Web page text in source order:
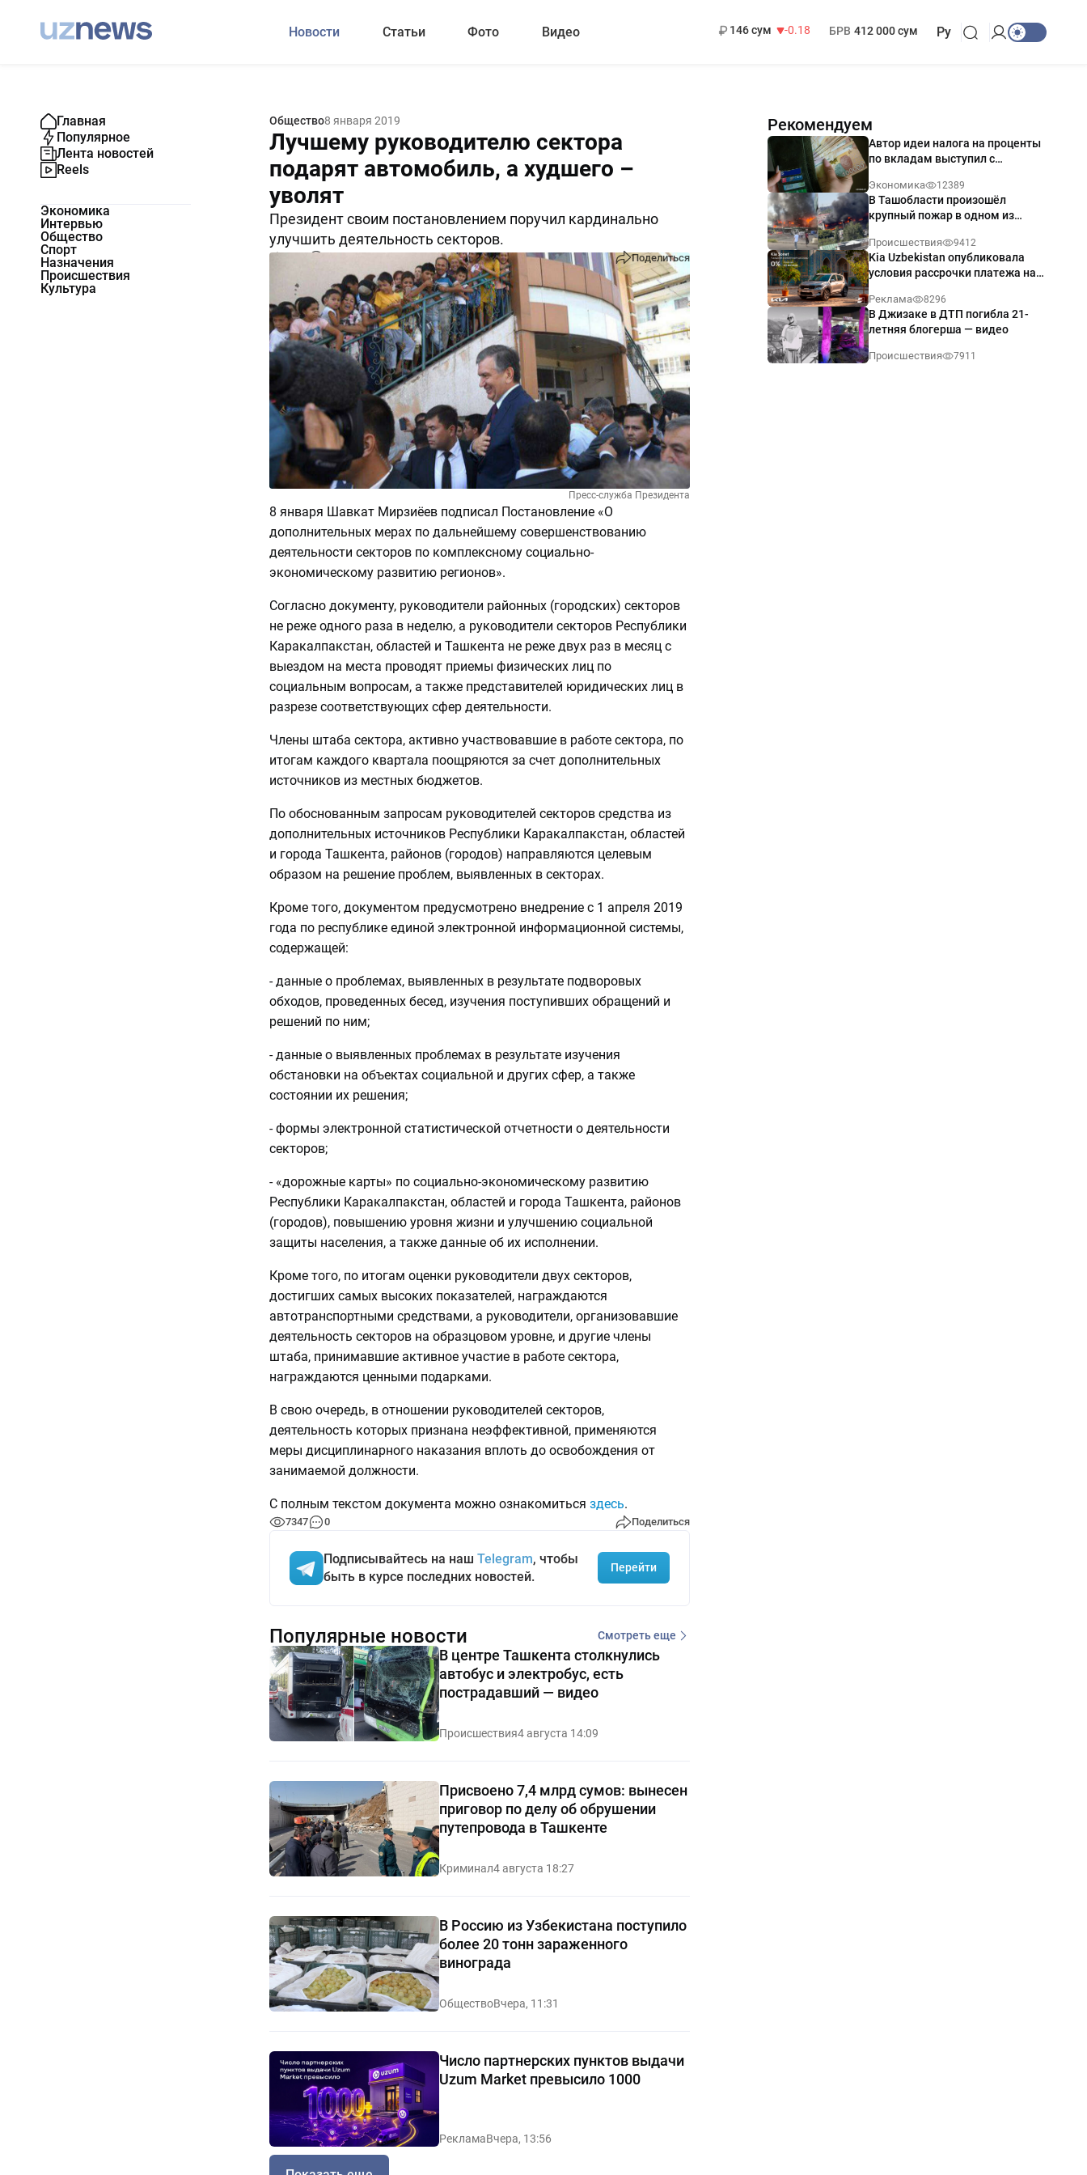
Новости Статьи Фото Видео
146 сум
-0.18
БРВ 412 000 сум Ру
Главная
Популярное
Лента новостей
Reels
Экономика
Интервью
Общество
Спорт
Назначения
Происшествия
Культура
Общество8 января 2019
Лучшему руководителю сектора
подарят автомобиль, а худшего –
уволят
Президент своим постановлением поручил кардинально
улучшить деятельность секторов.
Поделиться
Пресс-служба Президента
8 января Шавкат Мирзиёев подписал Постановление «О
дополнительных мерах по дальнейшему совершенствованию
деятельности секторов по комплексному социально-
экономическому развитию регионов».
Согласно документу, руководители районных (городских) секторов
не реже одного раза в неделю, а руководители секторов Республики
Каракалпакстан, областей и Ташкента не реже двух раз в месяц с
выездом на места проводят приемы физических лиц по
социальным вопросам, а также представителей юридических лиц в
разрезе соответствующих сфер деятельности.
Члены штаба сектора, активно участвовавшие в работе сектора, по
итогам каждого квартала поощряются за счет дополнительных
источников из местных бюджетов.
По обоснованным запросам руководителей секторов средства из
дополнительных источников Республики Каракалпакстан, областей
и города Ташкента, районов (городов) направляются целевым
образом на решение проблем, выявленных в секторах.
Кроме того, документом предусмотрено внедрение с 1 апреля 2019
года по республике единой электронной информационной системы,
содержащей:
- данные о проблемах, выявленных в результате подворовых
обходов, проведенных бесед, изучения поступивших обращений и
решений по ним;
- данные о выявленных проблемах в результате изучения
обстановки на объектах социальной и других сфер, а также
состоянии их решения;
- формы электронной статистической отчетности о деятельности
секторов;
- «дорожные карты» по социально-экономическому развитию
Республики Каракалпакстан, областей и города Ташкента, районов
(городов), повышению уровня жизни и улучшению социальной
защиты населения, а также данные об их исполнении.
Кроме того, по итогам оценки руководители двух секторов,
достигших самых высоких показателей, награждаются
автотранспортными средствами, а руководители, организовавшие
деятельность секторов на образцовом уровне, и другие члены
штаба, принимавшие активное участие в работе сектора,
награждаются ценными подарками.
В свою очередь, в отношении руководителей секторов,
деятельность которых признана неэффективной, применяются
меры дисциплинарного наказания вплоть до освобождения от
занимаемой должности.
С полным текстом документа можно ознакомиться здесь.
7347 0 Поделиться
Подписывайтесь на наш Telegram, чтобы
быть в курсе последних новостей.
Перейти
Рекомендуем
Автор идеи налога на проценты
по вкладам выступил с
Экономика 12389
В Ташобласти произошёл
крупный пожар в одном из
Происшествия 9412
Kia Uzbekistan опубликовала
условия рассрочки платежа на
годовых
Реклама 8296
В Джизаке в ДТП погибла 21-
летняя блогерша — видео
Происшествия 7911
Популярные новости Смотреть еще
В центре Ташкента столкнулись
автобус и электробус, есть
пострадавший — видео
Происшествия4 августа 14:09
Присвоено 7,4 млрд сумов: вынесен
приговор по делу об обрушении
путепровода в Ташкенте
Криминал4 августа 18:27
В Россию из Узбекистана поступило
более 20 тонн зараженного
винограда
ОбществоВчера, 11:31
Число партнерских пунктов выдачи
Uzum Market превысило 1000
РекламаВчера, 13:56